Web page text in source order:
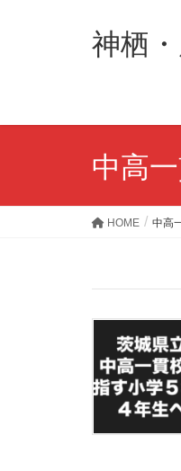
神栖
中高
HOME 中高